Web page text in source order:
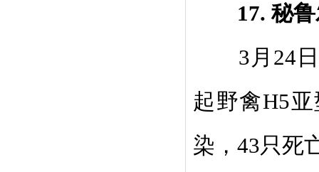
17. 秘
3 月 24
起野禽H5
染， 43只死